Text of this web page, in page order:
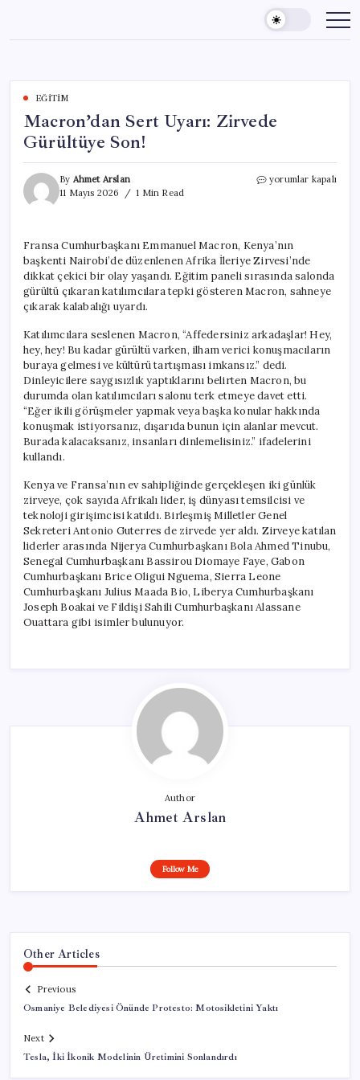
content
EĞITIM
Macron’dan Sert Uyarı: Zirvede
Gürültüye Son!
By Ahmet Arslan
11 Mayıs 2026
1 Min Read
Macron’dan
Son!
için
yorumlar kapalı
Fransa Cumhurbaşkanı Emmanuel Macron, Kenya’nın
başkenti Nairobi’de düzenlenen Afrika İleriye Zirvesi’nde
dikkat çekici bir olay yaşandı. Eğitim paneli sırasında salonda
gürültü çıkaran katılımcılara tepki gösteren Macron, sahneye
çıkarak kalabalığı uyardı.
Katılımcılara seslenen Macron, “Affedersiniz arkadaşlar! Hey,
hey, hey! Bu kadar gürültü varken, ilham verici konuşmacıların
buraya gelmesi ve kültürü tartışması imkansız.” dedi.
Dinleyicilere saygısızlık yaptıklarını belirten Macron, bu
durumda olan katılımcıları salonu terk etmeye davet etti.
“Eğer ikili görüşmeler yapmak veya başka konular hakkında
konuşmak istiyorsanız, dışarıda bunun için alanlar mevcut.
Burada kalacaksanız, insanları dinlemelisiniz.” ifadelerini
kullandı.
Kenya ve Fransa’nın ev sahipliğinde gerçekleşen iki günlük
zirveye, çok sayıda Afrikalı lider, iş dünyası temsilcisi ve
teknoloji girişimcisi katıldı. Birleşmiş Milletler Genel
Sekreteri Antonio Guterres de zirvede yer aldı. Zirveye katılan
liderler arasında Nijerya Cumhurbaşkanı Bola Ahmed Tinubu,
Senegal Cumhurbaşkanı Bassirou Diomaye Faye, Gabon
Cumhurbaşkanı Brice Oligui Nguema, Sierra Leone
Cumhurbaşkanı Julius Maada Bio, Liberya Cumhurbaşkanı
Joseph Boakai ve Fildişi Sahili Cumhurbaşkanı Alassane
Ouattara gibi isimler bulunuyor.
Author
Ahmet Arslan
Follow Me
Other Articles
Previous
Osmaniye Belediyesi Önünde Protesto: Motosikletini Yaktı
Next
Tesla, İki İkonik Modelinin Üretimini Sonlandırdı